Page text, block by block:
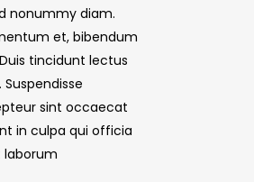
nonummy diam.
et, bibendum
tincidunt lectus
sint occaecat
in culpa qui officia
laborum